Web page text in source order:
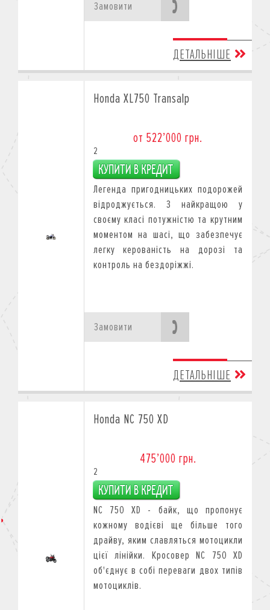
Замовити
ДЕТАЛЬНІШЕ
Honda XL750 Transalp
от 522’000 грн.
2
Легенда пригодницьких подорожей
відроджується. З найкращою у
своєму класі потужністю та крутним
моментом на шасі, що забезпечує
легку керованість на дорозі та
контроль на бездоріжжі.
Замовити
ДЕТАЛЬНІШЕ
Honda NC 750 XD
475’000 грн.
2
NC 750 XD - байк, що пропонує
кожному водієві ще більше того
драйву, яким славляться мотоцикли
цієї лінійки. Кросовер NC 750 XD
об'єднує в собі переваги двох типів
мотоциклів.